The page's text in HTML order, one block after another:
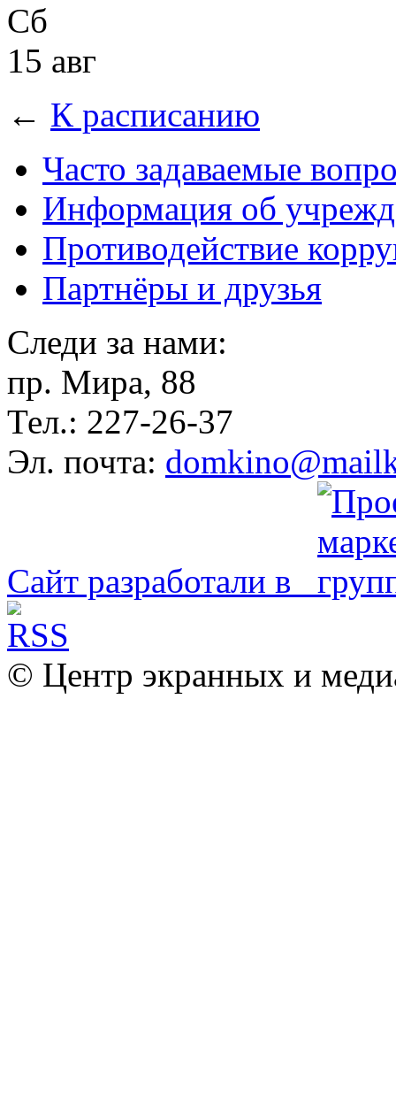
Сб
15 авг
← К расписанию
Часто задаваемые
Информация об
Противодействие
Партнёры и друзья
Следи за нами:
пр. Мира, 88
Тел.: 227-26-37
Эл. почта:
Сайт разработали в
© Центр экранных и